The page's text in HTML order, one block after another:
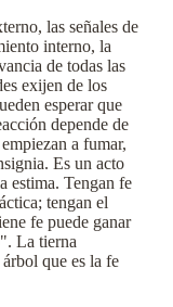
las señales de
interno, la
de todas las
exijen de los
esperar que
depende de
a fumar,
Es un acto
estima. Tengan fe
tengan el
fe puede ganar
La tierna
que es la fe